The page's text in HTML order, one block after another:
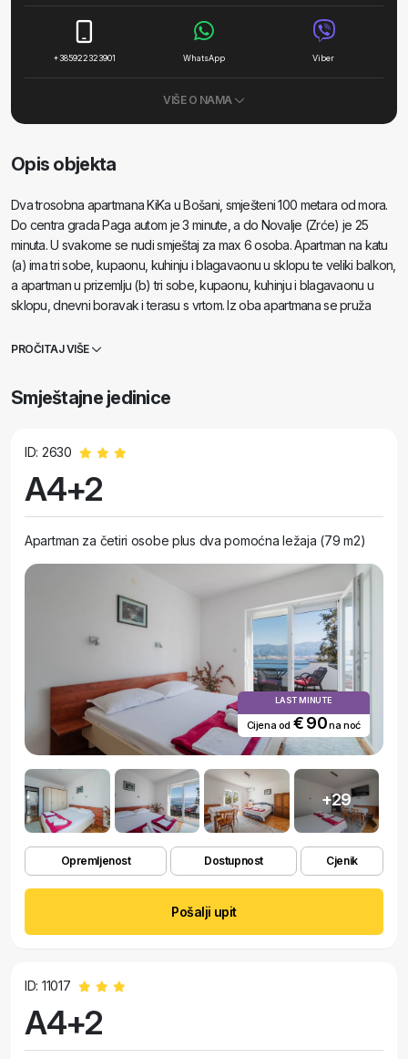
+385922323901 WhatsApp Viber
VIŠE O NAMA
Opis objekta
Dva trosobna apartmana KiKa u Bošani, smješteni 100 metara od mora.
Do centra grada Paga autom je 3 minute, a do Novalje (Zrće) je 25
minuta. U svakome se nudi smještaj za max 6 osoba. Apartman na katu
(a) ima tri sobe, kupaonu, kuhinju i blagavaonu u sklopu te veliki balkon,
a apartman u prizemlju (b) tri sobe, kupaonu, kuhinju i blagavaonu u
sklopu, dnevni boravak i terasu s vrtom. Iz oba apartmana se pruža
Objekt ima vanjski rostilj te vanjske ljetne tuševe. Na dvorištu je osiguran
PROČITAJ VIŠE
Smještajne jedinice
ID: 2630
A4+2
Apartman za četiri osobe plus dva pomoćna ležaja (79 m2)
LAST MINUTE
Cijena od € 90na noć
+29
Opremljenost Dostupnost Cjenik
Pošalji upit
ID: 11017
A4+2